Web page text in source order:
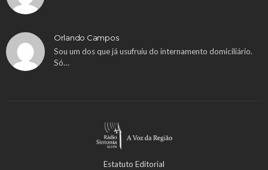
Orlando Campos
Sou um dos que já usufruiu do internamento domiciliário.
Só…
Estatuto Editorial